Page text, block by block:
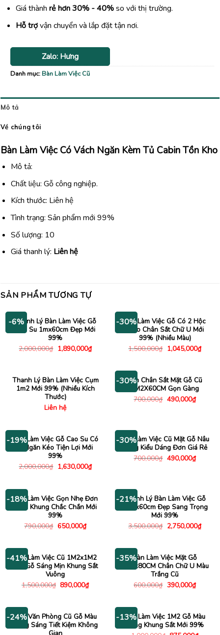
Giá thành rẻ hơn 30% - 40%so với thị trường.
Hỗ trợvận chuyển và lắp đặt tận nơi.
Zalo: Hưng
Danh mục:Bàn Làm Việc Cũ
Mô tả
Về chúng tôi
Bàn Làm Việc Có Vách Ngăn Kèm Tủ Cabin Tồn Kho
Mô tả:
Chất liệu: Gỗ công nghiệp.
Kích thước: Liên hệ
Tình trạng: Sản phẩm mới 99%
Số lượng: 10
Giá thanh lý: Liên hệ
SẢN PHẨM TƯƠNG TỰ
-6%
Thanh Lý Bàn Làm Việc Gỗ
Cao Su 1mx60cm Đẹp Mới
99%
2,000,000₫ Giá
gốc
1,890,000₫Giá
hiện
1,890,000₫.
-30%
Bàn Làm Việc Gỗ Có 2 Hộc
Treo Chân Sắt Chữ U Mới
99% (Nhiều Màu)
1,500,000₫ Giá
gốc
1,045,000₫Giá
hiện
Thanh Lý Bàn Làm Việc Cụm
1m2 Mới 99% (Nhiều Kích
Thước)
Liên hệ
-30%Bàn Chân Sắt Mặt Gỗ Cũ
1M2X60CM Gọn Gàng
700,000₫ Giá
490,000₫Giá
hiện
-19%
Bàn Làm Việc Gỗ Cao Su Có
3 Ngăn Kéo Tiện Lợi Mới
99%
2,000,000₫ Giá
gốc
1,630,000₫Giá
hiện
1,630,000₫.
-30%
Bàn Làm Việc Cũ Mặt Gỗ Nâu
Sáng Kiểu Dáng Đơn Giá Rẻ
700,000₫ Giá
490,000₫Giá
hiện
-18%
Bàn Làm Việc Gọn Nhẹ Đơn
Giản Khung Chắc Chắn Mới
99%
790,000₫ Giá
650,000₫Giá
hiện
650,000₫.
-21%
Thanh Lý Bàn Làm Việc Gỗ
1m2x60cm Đẹp Sang Trọng
Mới 99%
3,500,000₫ Giá
gốc
2,750,000₫Giá
hiện
-41%
Bàn Làm Việc Cũ 1M2x1M2
Mặt Gỗ Sáng Mịn Khung Sắt
Vuông
1,500,000₫ Giá
890,000₫Giá
hiện
890,000₫.
-35%Bàn Làm Việc Mặt Gỗ
1M2x80CM Chân Chữ U Màu
Trắng Cũ
600,000₫ Giá
390,000₫Giá
hiện
-24%
Bàn Văn Phòng Cũ Gỗ Màu
Vàng Sáng Tiết Kiệm Không
-13%
Bàn Làm Việc 1M2 Gỗ Màu
Sáng Khung Sắt Mới 99%